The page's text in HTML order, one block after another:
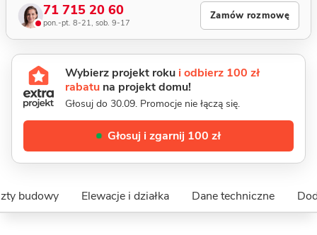
71 715 20 60
pon.-pt. 8-21, sob. 9-17
Zamów rozmowę
Wybierz projekt roku i odbierz 100 zł
rabatu na projekt domu!
Głosuj do 30.09. Promocje nie łączą się.
Głosuj i zgarnij 100 zł
budowy Elewacje i działka Dane techniczne